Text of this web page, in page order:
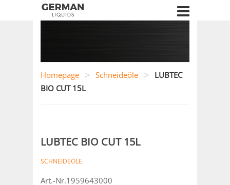
Homepage > Schneideöle >
LUBTEC
BIO CUT 15L
LUBTEC BIO CUT 15L
SCHNEIDEÖLE
Art.-Nr.1959643000